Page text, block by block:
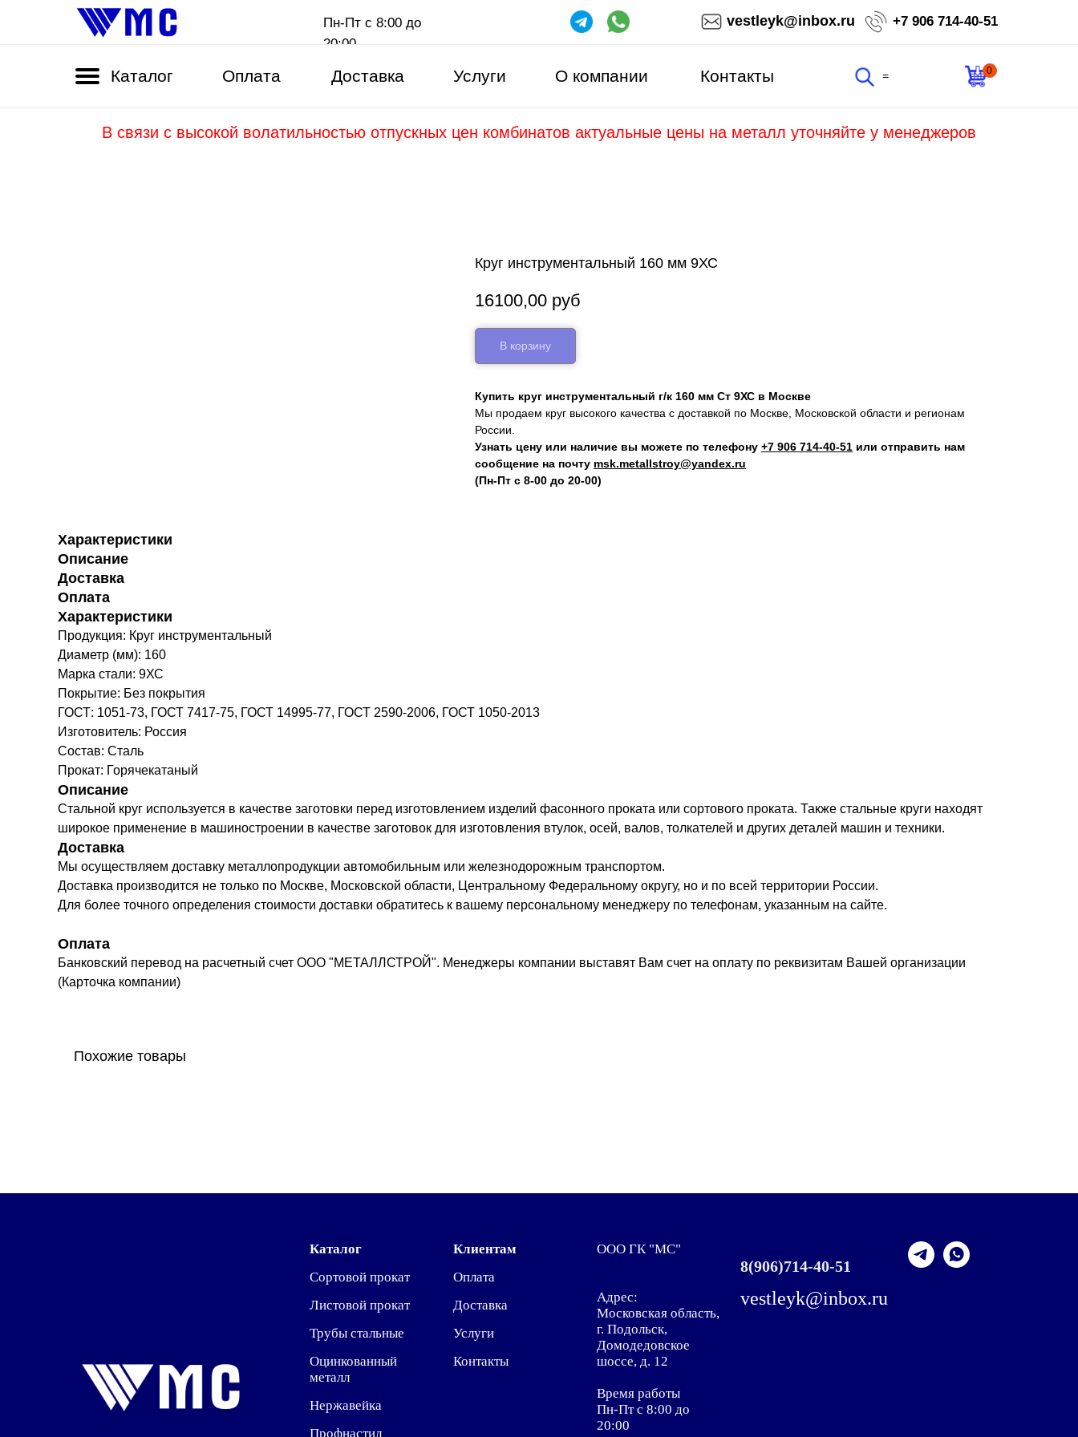
+7 906 714-40-51
vestleyk@inbox.ru
Пн-Пт с 8:00 до
20:00
= 0
Каталог Доставка Услуги Контакты
О компании
Оплата
В связи с высокой волатильностью отпускных цен комбинатов актуальные цены на металл уточняйте у менеджеров
Круг инструментальный 160 мм 9ХС
16100,00 руб
В корзину
Купить круг инструментальный г/к 160 мм Ст 9ХС в Москве
Мы продаем круг высокого качества с доставкой по Москве, Московской области и регионам
России.
Узнать цену или наличие вы можете по телефону +7 906 714‑40-51 или отправить нам
сообщение на почту msk.metallstroy@yandex.ru
(Пн-Пт с 8-00 до 20-00)
Характеристики
Описание
Доставка
Оплата
Характеристики
Продукция: Круг инструментальный
Диаметр (мм): 160
Марка стали: 9ХС
Покрытие: Без покрытия
ГОСТ: 1051-73, ГОСТ 7417-75, ГОСТ 14995-77, ГОСТ 2590-2006, ГОСТ 1050-2013
Изготовитель: Россия
Состав: Сталь
Прокат: Горячекатаный
Описание
Стальной круг используется в качестве заготовки перед изготовлением изделий фасонного проката или сортового проката. Также стальные круги находят
широкое применение в машиностроении в качестве заготовок для изготовления втулок, осей, валов, толкателей и других деталей машин и техники.
Доставка
Мы осуществляем доставку металлопродукции автомобильным или железнодорожным транспортом.
Доставка производится не только по Москве, Московской области, Центральному Федеральному округу, но и по всей территории России.
Для более точного определения стоимости доставки обратитесь к вашему персональному менеджеру по телефонам, указанным на сайте.
Оплата
Банковский перевод на расчетный счет ООО "МЕТАЛЛСТРОЙ". Менеджеры компании выставят Вам счет на оплату по реквизитам Вашей организации
(Карточка компании)
Похожие товары
Каталог
Сортовой прокат
Листовой прокат
Трубы стальные
Оцинкованный
металл
Нержавейка
Профнастил
Клиентам
Оплата
Доставка
Услуги
Контакты
ООО ГК "МС"
Адрес:
Московская область,
г. Подольск,
Домодедовское
шоссе, д. 12
Время работы
Пн-Пт с 8:00 до
20:00
8(906)714-40-51
vestleyk@inbox.ru